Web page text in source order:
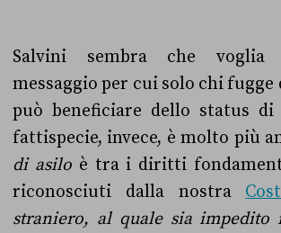
Salvini sembra che voglia
messaggio per cui solo chi fugge
può beneficiare dello status
fattispecie, invece, è molto più
di asiloè tra i diritti
riconosciuti dalla nostra
straniero, al quale sia impedito